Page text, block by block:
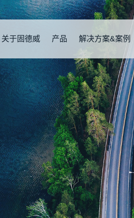
关于固德威 产品 解决方案&案例